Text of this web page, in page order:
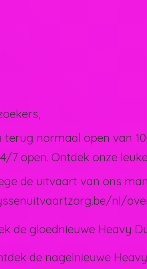
terug normaal open van
7 open. Ontdek onze
de uitvaart van ons
nl/
de gloednieuwe Heavy
de nagelnieuwe